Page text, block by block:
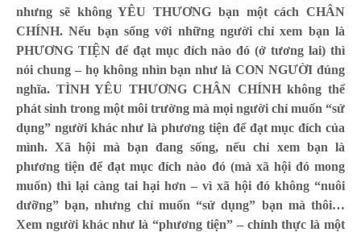
nhưng sẽ không YÊU THƯƠNG bạn một cách CHÂN
CHÍNH. Nếu bạn sống với những người chỉ xem bạn là
PHƯƠNG TIỆN để đạt mục đích nào đó (ở tương lai) thì
nói chung – họ không nhìn bạn như là CON NGƯỜI đúng
nghĩa. TÌNH YÊU THƯƠNG CHÂN CHÍNH không thể
phát sinh trong một môi trường mà mọi người chỉ muốn “sử
dụng” người khác như là phương tiện để đạt mục đích của
mình. Xã hội mà bạn đang sống, nếu chỉ xem bạn là
phương tiện để đạt mục đích nào đó (mà xã hội đó mong
muốn) thì lại càng tai hại hơn – vì xã hội đó không “nuôi
dưỡng” bạn, nhưng chỉ muốn “sử dụng” bạn mà thôi…
Xem người khác như là “phương tiện” – chính thực là một